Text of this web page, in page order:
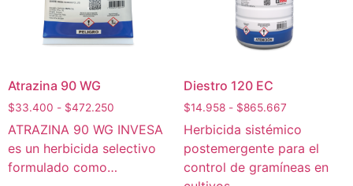
Atrazina 90 WG
$33.400 - $472.250
ATRAZINA 90 WG INVESA
es un herbicida selectivo
formulado como…
Diestro 120 EC
$14.958 - $865.667
Herbicida sistémico
postemergente para el
control de gramíneas en